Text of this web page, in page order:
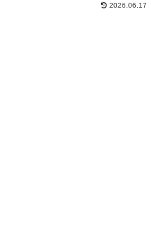
を避ける狙い目の時間帯を徹底解
2026.06.17